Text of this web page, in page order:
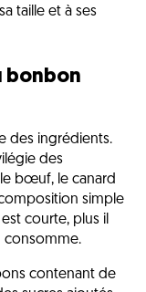
taille et à ses
bonbon
des ingrédients.
des
bœuf, le canard
simple
courte, plus il
consomme.
contenant de